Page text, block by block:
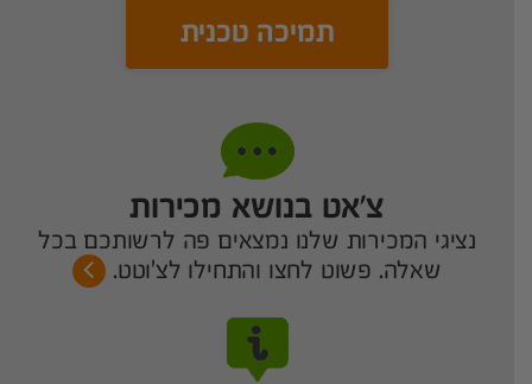
תמיכה טכנית
צ’אט בנושא מכירות
נציגי המכירות שלנו נמצאים פה לרשותכם בכל
שאלה. פשוט לחצו והתחילו לצ'וטט.